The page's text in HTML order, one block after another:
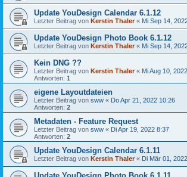
Update YouDesign Calendar 6.1.12
Letzter Beitrag von Kerstin Thaler« Mi Sep 14,
Update YouDesign Photo Book 6.1.12
Letzter Beitrag von Kerstin Thaler« Mi Sep 14,
Kein DNG ??
Letzter Beitrag von Kerstin Thaler« Mi Aug 10,
Antworten: 1
eigene Layoutdateien
Letzter Beitrag von sww « Do Apr 21, 2022 10:26
Antworten: 2
Metadaten - Feature Request
Letzter Beitrag von sww « Di Apr 19, 2022 8:37
Antworten: 2
Update YouDesign Calendar 6.1.11
Letzter Beitrag von Kerstin Thaler« Di Mär 01,